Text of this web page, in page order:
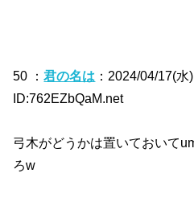
50 ：君の名は ：2024/04/17(
ID:762EZbQaM.net
弓木がどうかは置いておいて
ろw